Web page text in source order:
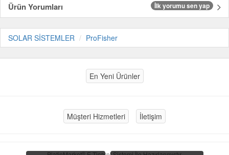
Ürün Yorumları İlk yorumu sen yap
SOLAR SİSTEMLER ProFisher
En Yeni Ürünler
Müşteri Hizmetleri İletişim
®